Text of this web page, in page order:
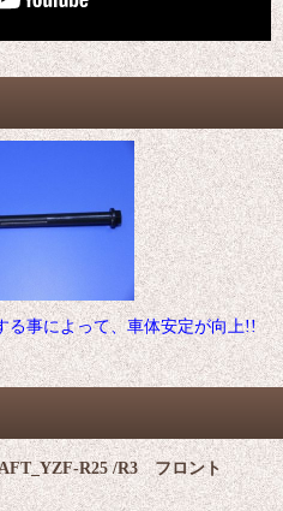
る事によって、車体安定が向上!!
R25 /R3 フロント